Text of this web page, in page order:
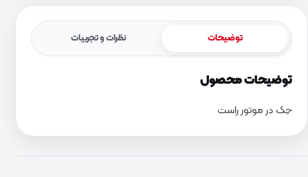
توضیحات نظرات و تجربیات
توضیحات محصول
جک در موتور راست